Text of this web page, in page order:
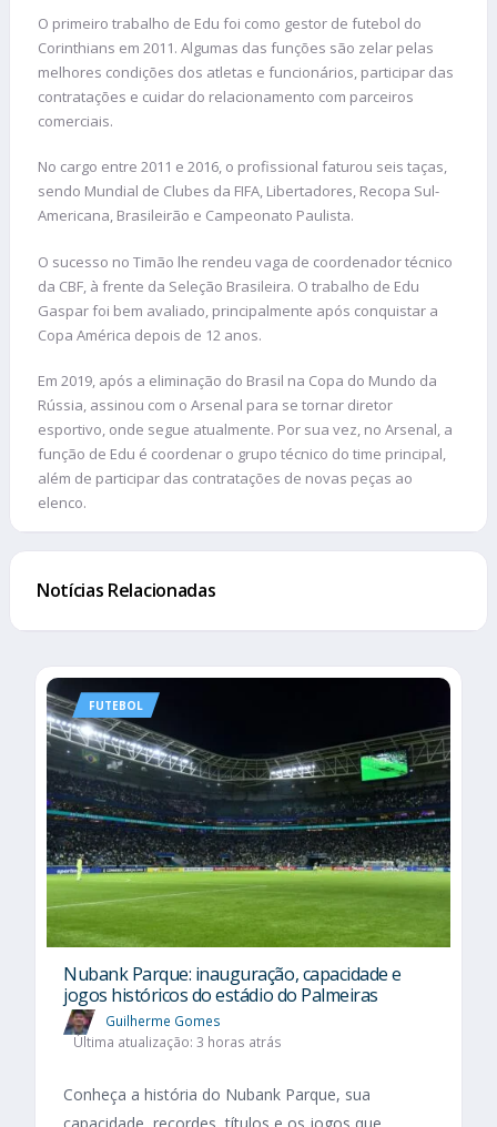
O primeiro trabalho de Edu foi como gestor de futebol do
Corinthians em 2011. Algumas das funções são zelar pelas
melhores condições dos atletas e funcionários, participar das
contratações e cuidar do relacionamento com parceiros
comerciais.
No cargo entre 2011 e 2016, o profissional faturou seis taças,
sendo Mundial de Clubes da FIFA, Libertadores, Recopa Sul-
Americana, Brasileirão e Campeonato Paulista.
O sucesso no Timão lhe rendeu vaga de coordenador técnico
da CBF, à frente da Seleção Brasileira. O trabalho de Edu
Gaspar foi bem avaliado, principalmente após conquistar a
Copa América depois de 12 anos.
Em 2019, após a eliminação do Brasil na Copa do Mundo da
Rússia, assinou com o Arsenal para se tornar diretor
esportivo, onde segue atualmente. Por sua vez, no Arsenal, a
função de Edu é coordenar o grupo técnico do time principal,
além de participar das contratações de novas peças ao
elenco.
Notícias Relacionadas
FUTEBOL
Nubank Parque: inauguração, capacidade e
jogos históricos do estádio do Palmeiras
Guilherme Gomes
Última atualização: 3 horas atrás
Conheça a história do Nubank Parque, sua